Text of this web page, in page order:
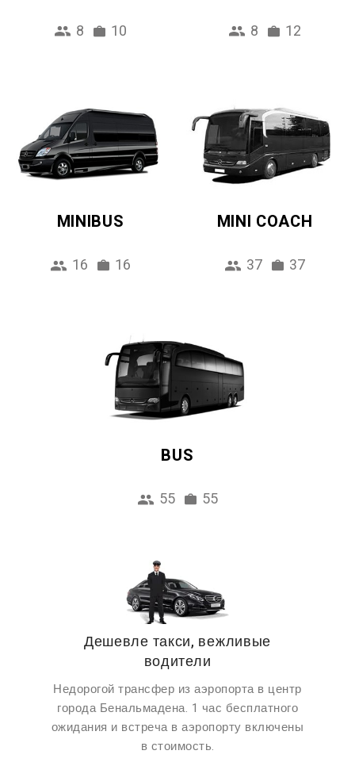
8 10 8 12
MINIBUS
16 16
MINI COACH
37 37
BUS
55 55
Дешевле такси, вежливые
водители
Недорогой трансфер из аэропорта в центр
города Бенальмадена. 1 час бесплатного
ожидания и встреча в аэропорту включены
в стоимость.